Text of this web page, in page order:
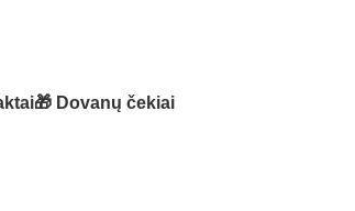
🎁 Dovanų čekiai